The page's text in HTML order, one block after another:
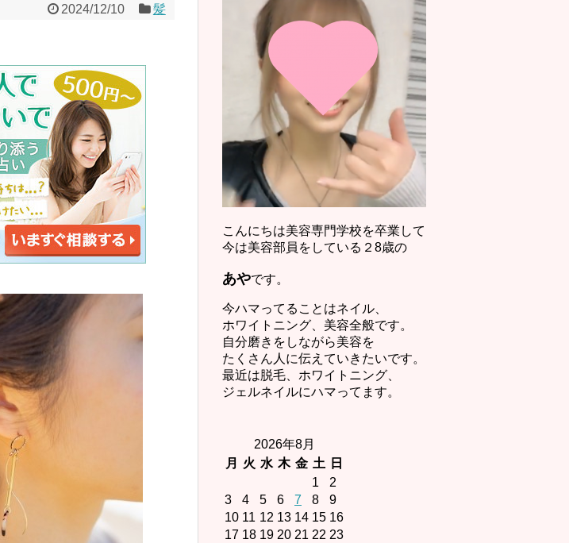
2024/12/10 髪
こんにちは美容専門学校を卒業して
今は美容部員をしている２8歳の
あやです。
今ハマってることはネイル、
ホワイトニング、美容全般です。
自分磨きをしながら美容を
たくさん人に伝えていきたいです。
最近は脱毛、ホワイトニング、
ジェルネイルにハマってます。
2026年8月
月
火 水 木 金 土
日
1
2
3
4 5 6 7 8
9
10 11 12 13 14 15 16
17 18 19 20 21 22 23